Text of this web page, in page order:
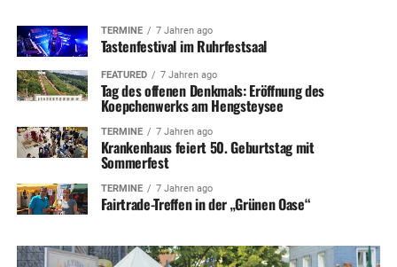
TERMINE 7 Jahren ago
Tastenfestival im Ruhrfestsaal
FEATURED 7 Jahren ago
Tag des offenen Denkmals: Eröffnung des
Koepchenwerks am Hengsteysee
TERMINE 7 Jahren ago
Krankenhaus feiert 50. Geburtstag mit
Sommerfest
TERMINE 7 Jahren ago
Fairtrade-Treffen in der „Grünen Oase“